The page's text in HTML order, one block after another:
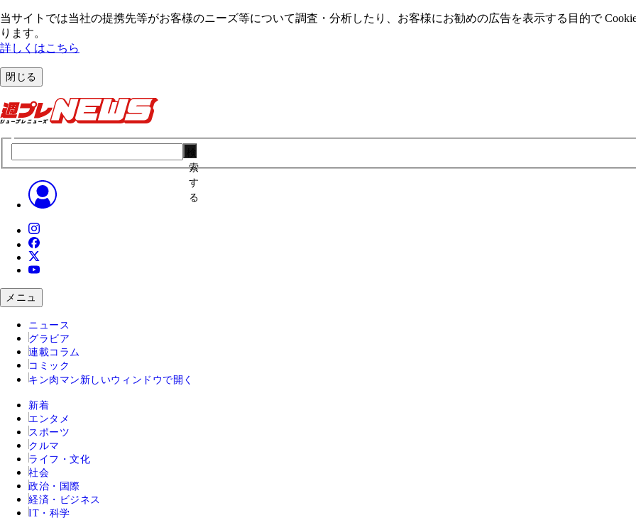
当サイトでは当社の提携先等がお客様のニーズ等について調査・分析したり、お客様にお勧めの広告を表⽰する⽬的で
ります。
詳しくはこちら
閉じる
索
す
る
メニュ
ニュース
グラビア
連載コラム
コミック
キン肉マン 新しいウィンドウで開く
新着
エンタメ
スポーツ
クルマ
ライフ・文化
社会
政治・国際
経済・ビジネス
IT・科学